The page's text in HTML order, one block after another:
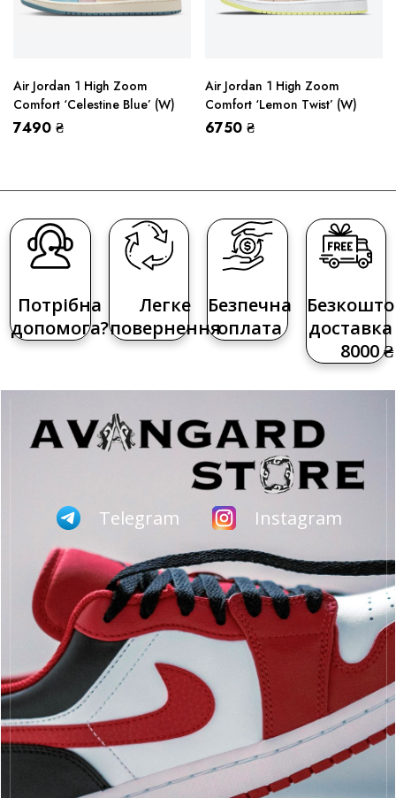
Air Jordan 1 High Zoom
Comfort ‘Celestine Blue’ (W)
7490 ₴
Air Jordan 1 High Zoom
Comfort ‘Lemon Twist’ (W)
6750 ₴
Потрібна
допомога?
Легке
повернення
Безпечна
оплата
доставка
8000 ₴
Telegram Instagram